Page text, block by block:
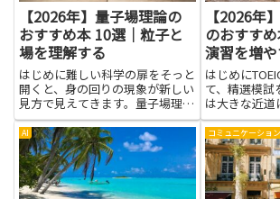
【2026年】量子場理論の
おすすめ本 10選｜粒子と
場を理解する
はじめに難しい科学の扉をそっと
開くと、身の回りの現象が新しい
見方で見えてきます。量子場理論
は、物質をつくる粒子と、それを
包む場の動きを一つの考え方にま
とめたものです。スケールが小さ
くなると、ものはただの点ではな
く、場のゆらぎが現象の根っこ
と...
【2026年
のおすす
演習を増
はじめに
て、精選模試
は大きな近道
事では、
す助けになる
り組みやすい
を選び、実践
るポイントを
AI コミュニケーション